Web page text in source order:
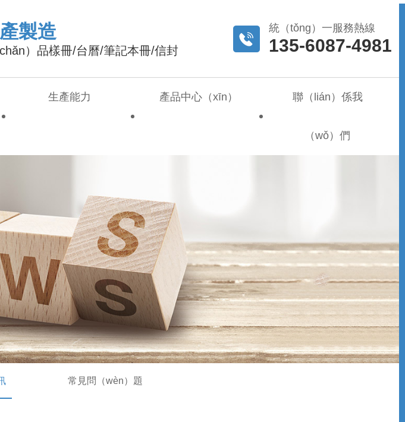
製造
）品樣冊/台曆/筆記本冊/信封
統（tǒng）一服務熱線
135-6087-4981
生產能力 產品中心（xīn） 聯（lián）係我
（wǒ）們
常見問（wèn）題